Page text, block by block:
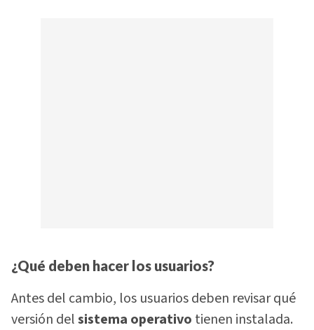
¿Qué deben hacer los usuarios?
Antes del cambio, los usuarios deben revisar qué
versión delsistema operativo tienen instalada.